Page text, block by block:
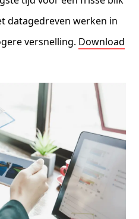
datagedreven werken in
versnelling. Download